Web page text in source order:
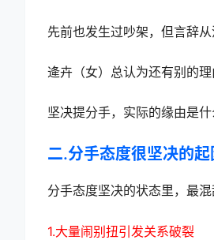
先前也发生过吵架，但言辞从
逄卉（女）总认为还有别的
坚决提分手，实际的缘由是什
二.分手态度很坚决的起
分手态度坚决的状态里，最混
1.大量闹别扭引发关系破裂